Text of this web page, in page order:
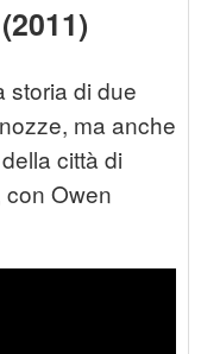
storia di due
ma anche
città di
con Owen